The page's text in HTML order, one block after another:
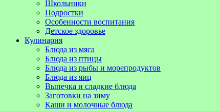
Школьники
Подростки
Особенности воспитания
Детское здоровье
Кулинария
Блюда из мяса
Блюда из птицы
Блюда из рыбы и морепродуктов
Блюда из яиц
Выпечка и сладкие блюда
Заготовки на зиму
Каши и молочные блюда